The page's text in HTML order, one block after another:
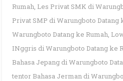
Rumah, Les Privat SMK di
Privat SMP di Warungboto Datang
Warungboto Datang ke Rumah,
INggris di Warungboto Datang ke
Bahasa Jepang di Warungboto
tentor Bahasa Jerman di